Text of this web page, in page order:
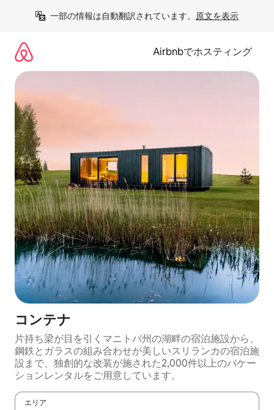
一部の情報は自動翻訳されています。 原文を表示
Airbnbでホスティング
コンテナ
片持ち梁が目を引くマニトバ州の湖畔の宿泊施設から、
鋼鉄とガラスの組み合わせが美しいスリランカの宿泊施
設まで、独創的な改装が施された2,000件以上のバケー
ションレンタルをご用意しています。
エリア